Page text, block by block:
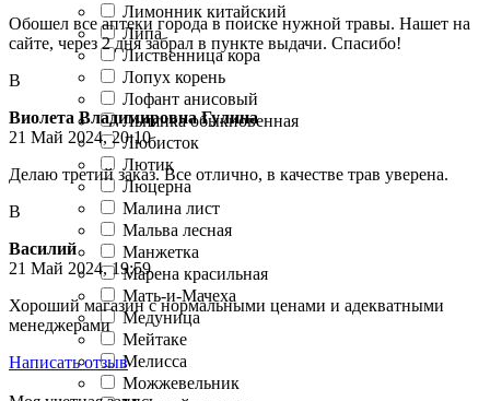
Лимонник китайский
Липа
Лиственница кора
Лопух корень
Лофант анисовый
Льнянка обыкновенная
Любисток
Лютик
Люцерна
Малина лист
Мальва лесная
Манжетка
Марена красильная
Мать-и-Мачеха
Медуница
Мейтаке
Мелисса
Можжевельник
Обошел все аптеки города в поиске нужной травы. Нашет на
сайте, через 2 дня забрал в пункте выдачи. Спасибо!
В
Виолета Владимировна Гулина
21 Май 2024, 20:10
Делаю третий заказ. Все отлично, в качестве трав уверена.
В
Василий
21 Май 2024, 19:59
Хороший магазин с нормальными ценами и адекватными
менеджерами
Написать отзыв